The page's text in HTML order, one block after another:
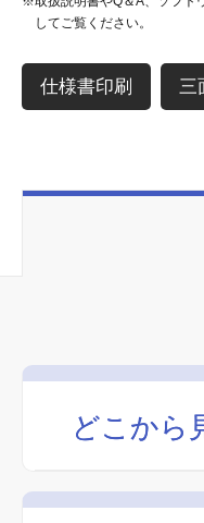
してご覧ください。
三
どこから
どこから